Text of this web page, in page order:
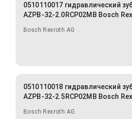
0510110017 гидравлический
AZPB-32-2.0RCP02MB Bosch
Bosch Rexroth AG
0510110018 гидравлический
AZPB-32-2.5RCP02MB Bosch
Bosch Rexroth AG